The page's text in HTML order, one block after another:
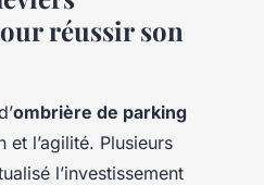
réussir son
ombrière de parking
et l’agilité. Plusieurs
l’investissement